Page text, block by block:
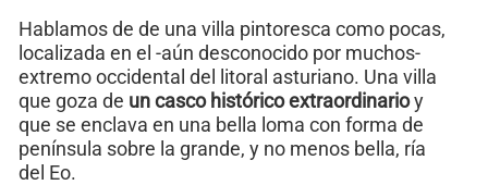
Hablamos de de una villa pintoresca como pocas,
localizada en el -aún desconocido por muchos-
extremo occidental del litoral asturiano. Una villa
que goza de un casco histórico extraordinarioy
que se enclava en una bella loma con forma de
península sobre la grande, y no menos bella, ría
del Eo.